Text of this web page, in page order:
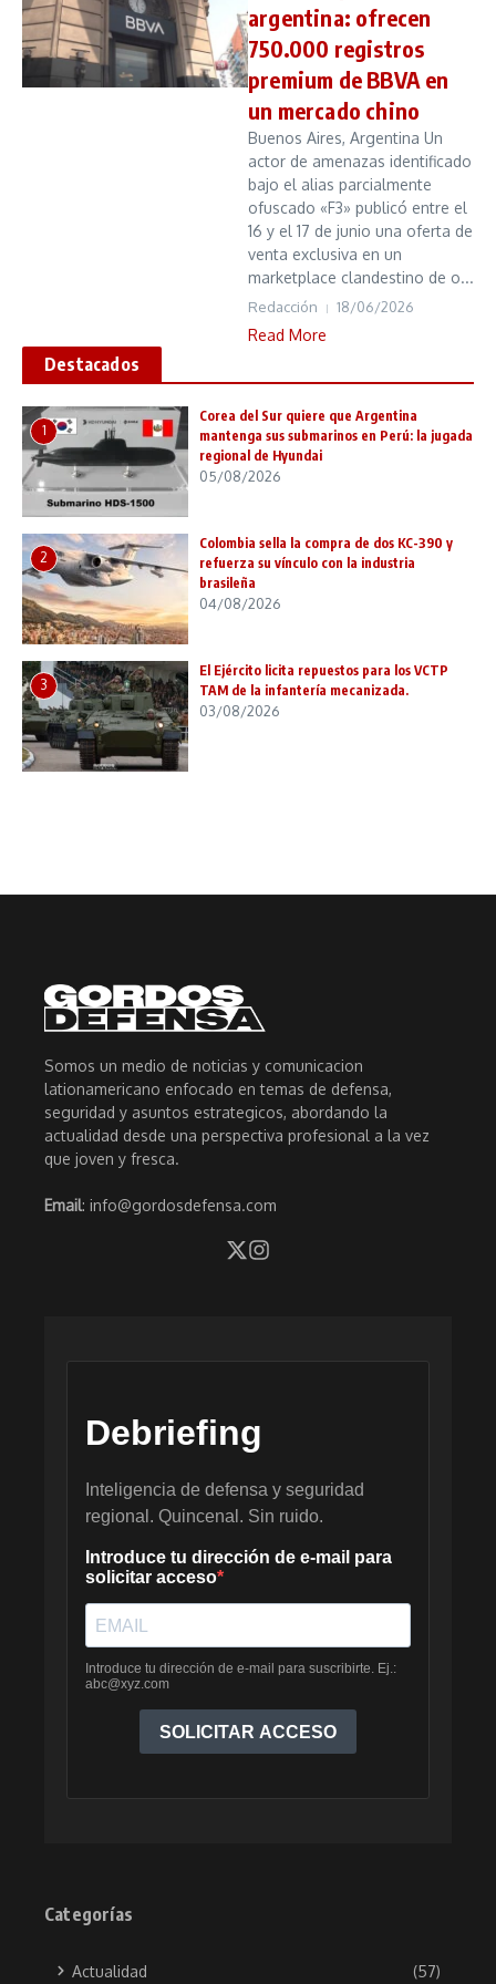
argentina: ofrecen
750.000 registros
premium de BBVA en
un mercado chino
Buenos Aires, Argentina Un
actor de amenazas identificado
bajo el alias parcialmente
ofuscado «F3» publicó entre el
16 y el 17 de junio una oferta de
venta exclusiva en un
marketplace clandestino de o...
Redacción 18/06/2026
Read More
Destacados
1
Corea del Sur quiere que Argentina
mantenga sus submarinos en Perú: la jugada
regional de Hyundai
05/08/2026
2
Colombia sella la compra de dos KC-390 y
refuerza su vínculo con la industria
brasileña
04/08/2026
3
El Ejército licita repuestos para los VCTP
TAM de la infantería mecanizada.
03/08/2026
Somos un medio de noticias y comunicacion
lationamericano enfocado en temas de defensa,
seguridad y asuntos estrategicos, abordando la
actualidad desde una perspectiva profesional a la vez
que joven y fresca.
Email: info@gordosdefensa.com
Categorías
Actualidad (57)